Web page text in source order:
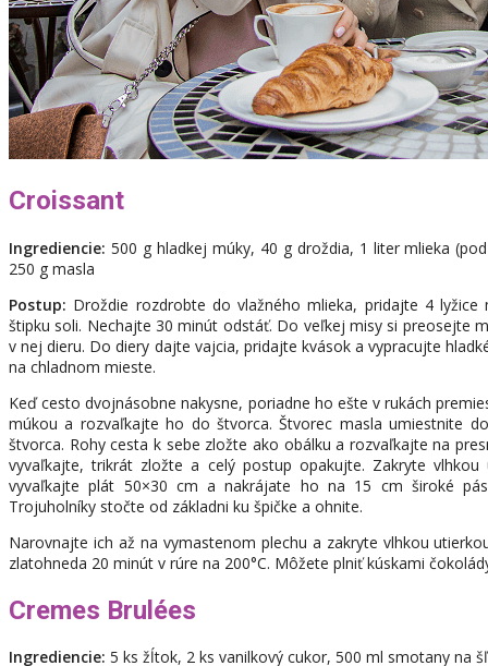
Croissant
Ingrediencie: 500 g hladkej múky, 40 g droždia, 1 liter mlieka
250 g masla
Postup: Droždie rozdrobte do vlažného mlieka, pridajte 4
štipku soli. Nechajte 30 minút odstáť. Do veľkej misy si preosejte
v nej dieru. Do diery dajte vajcia, pridajte kvások a vypracujte
na chladnom mieste.
Keď cesto dvojnásobne nakysne, poriadne ho ešte v rukách
múkou a rozvaľkajte ho do štvorca. Štvorec masla umiestnite
štvorca. Rohy cesta k sebe zložte ako obálku a rozvaľkajte na
vyvaľkajte, trikrát zložte a celý postup opakujte. Zakryte
vyvaľkajte plát 50×30 cm a nakrájate ho na 15 cm široké
Trojuholníky stočte od základni ku špičke a ohnite.
Narovnajte ich až na vymastenom plechu a zakryte vlhkou
zlatohneda 20 minút v rúre na 200°C. Môžete plniť kúskami
Cremes Brulées
Ingrediencie: 5 ks žĺtok, 2 ks vanilkový cukor, 500 ml smotany na